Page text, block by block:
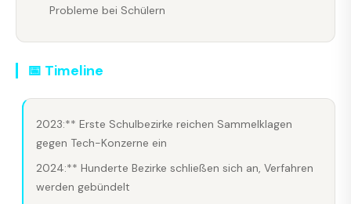
Probleme bei Schülern
📅 Timeline
2023:** Erste Schulbezirke reichen Sammelklagen
gegen Tech-Konzerne ein
2024:** Hunderte Bezirke schließen sich an, Verfahren
werden gebündelt